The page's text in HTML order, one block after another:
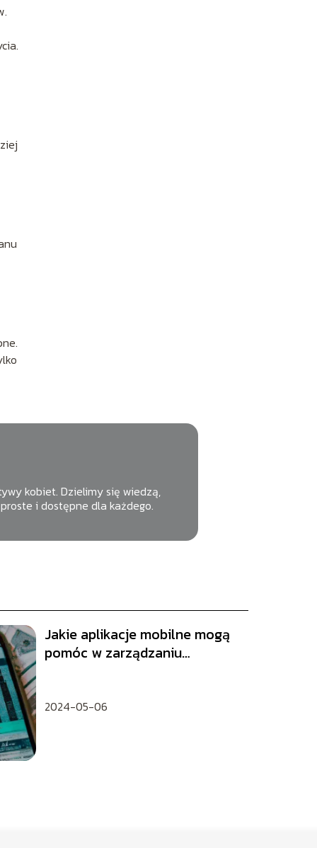
kobiet. Dzielimy się wiedzą,
i dostępne dla każdego.
Jakie aplikacje mobilne mogą
pomóc w zarządzaniu
2024-05-06